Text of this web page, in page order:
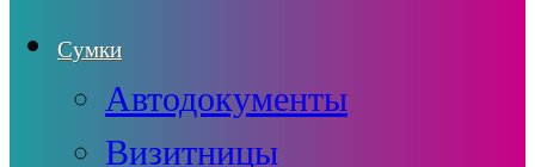
Сумки
Автодокументы
Визитницы